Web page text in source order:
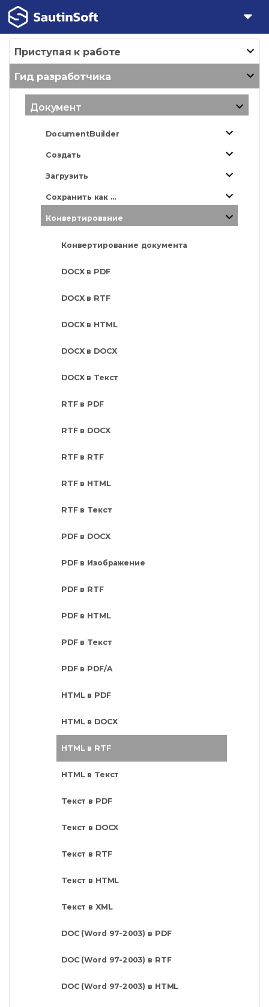
Приступая к работе
Гид разработчика
Документ
DocumentBuilder
Создать
Загрузить
Сохранить как ...
Конвертирование
Конвертирование документа
DOCX в PDF
DOCX в RTF
DOCX в HTML
DOCX в DOCX
DOCX в Текст
RTF в PDF
RTF в DOCX
RTF в RTF
RTF в HTML
RTF в Текст
PDF в DOCX
PDF в Изображение
PDF в RTF
PDF в HTML
PDF в Текст
PDF в PDF/A
HTML в PDF
HTML в DOCX
HTML в RTF
HTML в Текст
Текст в PDF
Текст в DOCX
Текст в RTF
Текст в HTML
Текст в XML
DOC (Word 97-2003) в PDF
DOC (Word 97-2003) в RTF
DOC (Word 97-2003) в HTML